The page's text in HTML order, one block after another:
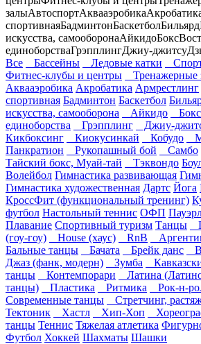
залыАвтоспортАквааэробика
спортивнаяБадминтонБаскетболБильярд
искусства, самооборонаАйкидоБокс
единоборстваГрэпплингДжиу-джитсу
Все
Бассейны Ледовые катки
Фитнес-клубы и центры
Тренажерные
Аквааэробика Акробатика Армрестлинг
спортивная Бадминтон Баскетбол
искусства, самооборона
Айкидо Бокс
единоборства
Грэпплинг Джиу-
Кикбоксинг
Киокусинкай Кобудо
Панкратион
Рукопашный бой Самбо
Тайский бокс, Муай-тай
Тэквондо
Волейбол Гимнастика развивающая
Гимнастика художественная Дартс Йога
КроссФит (функциональный тренинг)
футбол Настольный теннис ОФП
Плавание Спортивный туризм Танцы
(гоу-гоу)
House (хаус) RnB
Бальные танцы
Бачата Брейк данс
Джаз (фанк, модерн)
Зумба
танцы
Контемпорари
Латина
танцы)
Пластика Ритмика Рок-н-
Современные танцы
Стретчинг,
Тектоник
Хастл Хип-Хоп
танцы Теннис Тяжелая атлетика
Футбол Хоккей Шахматы Шашки